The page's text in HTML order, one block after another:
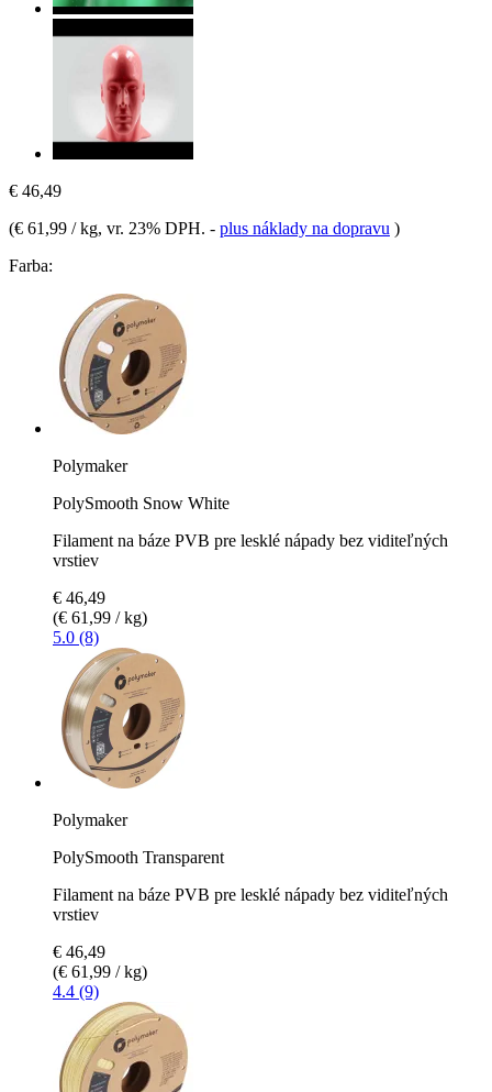
€ 46,49
(€ 61,99 / kg, vr. 23% DPH. - plus náklady na dopravu )
Farba:
Polymaker
PolySmooth Snow White
Filament na báze PVB pre lesklé nápady bez viditeľných
vrstiev
€ 46,49
(€ 61,99 / kg)
5.0 (8)
Polymaker
PolySmooth Transparent
Filament na báze PVB pre lesklé nápady bez viditeľných
vrstiev
€ 46,49
(€ 61,99 / kg)
4.4 (9)